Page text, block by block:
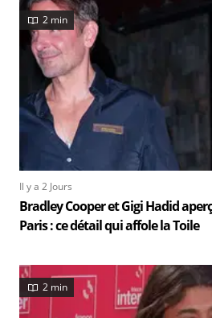
2 min
Il y a 2 Jours
Bradley Cooper et Gigi Hadid
Paris : ce détail qui affole la Toile
2 min